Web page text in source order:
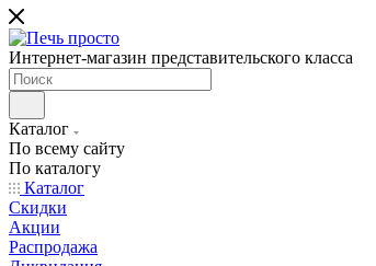
Интернет-магазин представительского класса
Каталог
По всему сайту
По каталогу
Каталог
Скидки
Акции
Распродажа